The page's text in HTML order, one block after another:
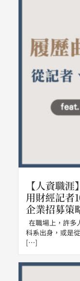
【人資職
用財經記者
企業招募策
在職場上，許多
科系出身，或是
[…]